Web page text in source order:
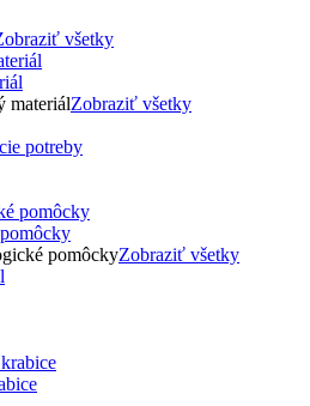
všetky
materiálZobraziť všetky
potreby
pomôckyZobraziť všetky